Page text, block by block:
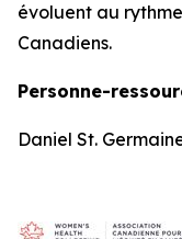
évoluent au
Canadiens.
Personne-
Daniel St.